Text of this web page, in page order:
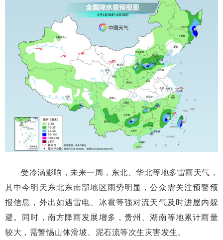
受冷涡影响，未来一周，东北、华北等地多雷雨天气，
其中今明天东北东南部地区雨势明显，公众需关注预警预
报信息，外出如遇雷电、冰雹等强对流天气及时进屋内躲
避。同时，南方降雨发展增多，贵州、湖南等地累计雨量
较大，需警惕山体滑坡、泥石流等次生灾害发生。